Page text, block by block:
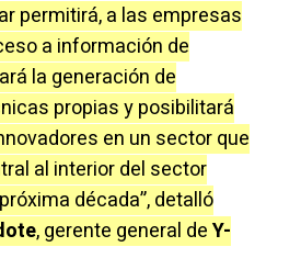
permitirá, a las empresas
a información de
la generación de
propias y posibilitará
en un sector que
al interior del sector
década”, detalló
, gerente general deY-